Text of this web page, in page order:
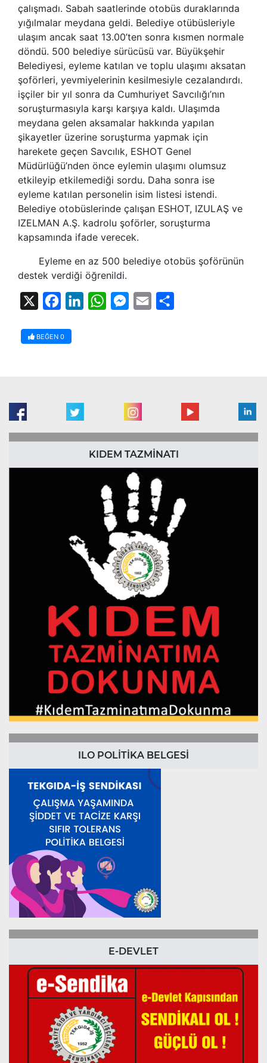
çalışmadı. Sabah saatlerinde otobüs duraklarında
yığılmalar meydana geldi. Belediye otübüsleriyle
ulaşım ancak saat 13.00’ten sonra kısmen normale
döndü. 500 belediye sürücüsü var. Büyükşehir
Belediyesi, eyleme katılan ve toplu ulaşımı aksatan
şoförleri, yevmiyelerinin kesilmesiyle cezalandırdı.
işçiler bir yıl sonra da Cumhuriyet Savcılığı’nın
soruşturmasıyla karşı karşıya kaldı. Ulaşımda
meydana gelen aksamalar hakkında yapılan
şikayetler üzerine soruşturma yapmak için
harekete geçen Savcılık, ESHOT Genel
Müdürlüğü’nden önce eylemin ulaşımı olumsuz
etkileyip etkilemediği sordu. Daha sonra ise
eyleme katılan personelin isim listesi istendi.
Belediye otobüslerinde çalışan ESHOT, IZULAŞ ve
IZELMAN A.Ş. kadrolu şoförler, soruşturma
kapsamında ifade verecek.
Eyleme en az 500 belediye otobüs şoförünün
destek verdiği öğrenildi.
FacebookLinkedInWhatsAppMessenger
Email
BEĞEN 0
KIDEM TAZMİNATI
ILO POLİTİKA BELGESİ
E-DEVLET